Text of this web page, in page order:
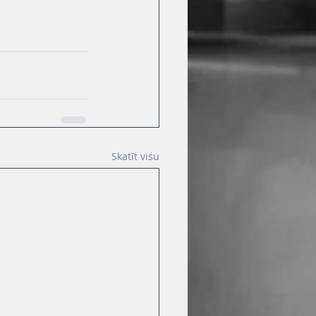
Skatīt visu